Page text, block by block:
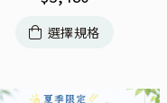
選擇規格